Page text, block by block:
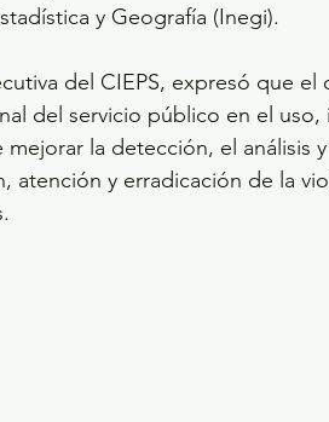
y Geografía (Inegi).
del CIEPS, expresó que
del servicio público en el
la detección, el análisis
atención y erradicación de la